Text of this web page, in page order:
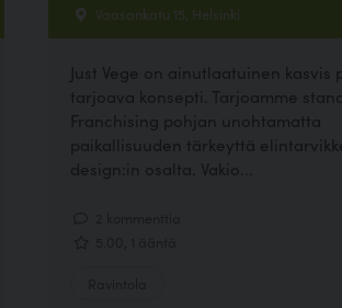
Vaasankatu 15, Helsinki
Just Vege on ainutlaatuinen kasvis
tarjoava konsepti. Tarjoamme
Franchising pohjan unohtamatta
paikallisuuden tärkeyttä
design:in osalta. Vakio...